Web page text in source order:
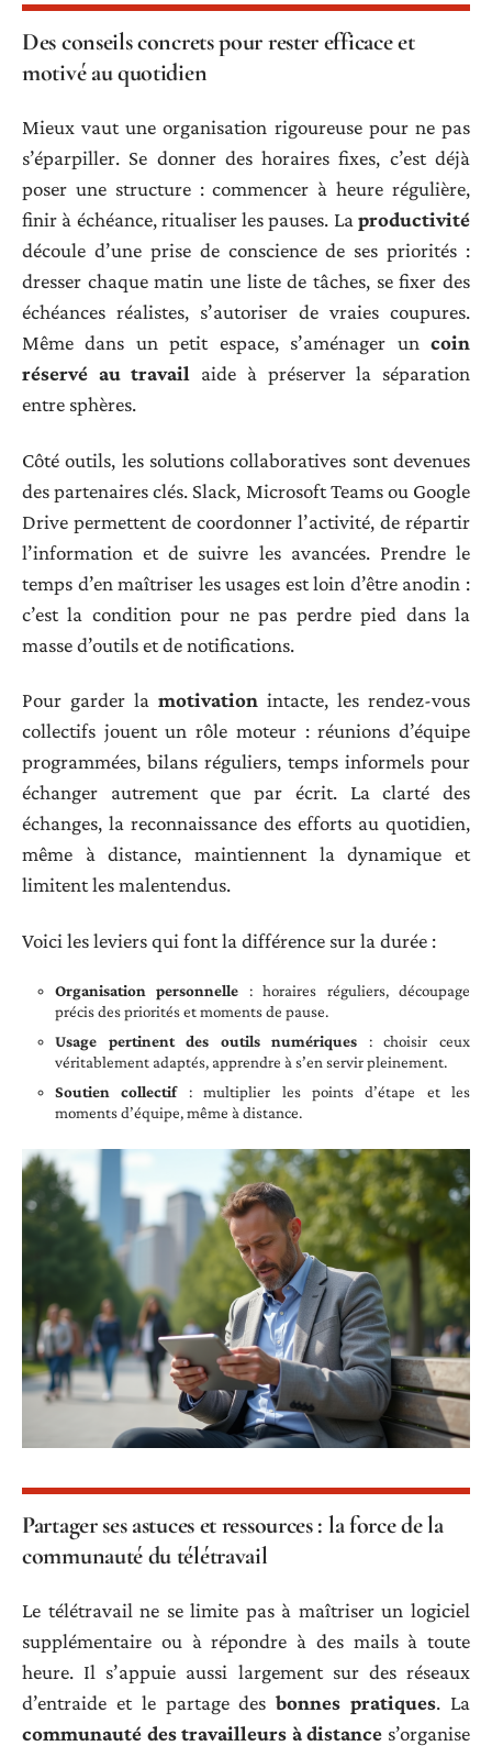
Des conseils concrets pour rester efficace et
motivé au quotidien
Mieux vaut une organisation rigoureuse pour ne pas
s’éparpiller. Se donner des horaires fixes, c’est déjà
poser une structure : commencer à heure régulière,
finir à échéance, ritualiser les pauses. Laproductivité
découle d’une prise de conscience de ses priorités :
dresser chaque matin une liste de tâches, se fixer des
échéances réalistes, s’autoriser de vraies coupures.
Même dans un petit espace, s’aménager un coin
réservé au travail aide à préserver la séparation
entre sphères.
Côté outils, les solutions collaboratives sont devenues
des partenaires clés. Slack, Microsoft Teams ou Google
Drive permettent de coordonner l’activité, de répartir
l’information et de suivre les avancées. Prendre le
temps d’en maîtriser les usages est loin d’être anodin :
c’est la condition pour ne pas perdre pied dans la
masse d’outils et de notifications.
Pour garder la motivation intacte, les rendez-vous
collectifs jouent un rôle moteur : réunions d’équipe
programmées, bilans réguliers, temps informels pour
échanger autrement que par écrit. La clarté des
échanges, la reconnaissance des efforts au quotidien,
même à distance, maintiennent la dynamique et
limitent les malentendus.
Voici les leviers qui font la différence sur la durée :
Organisation personnelle : horaires réguliers, découpage
précis des priorités et moments de pause.
Usage pertinent des outils numériques : choisir ceux
véritablement adaptés, apprendre à s’en servir pleinement.
Soutien collectif: multiplier les points d’étape et les
moments d’équipe, même à distance.
Partager ses astuces et ressources : la force de la
communauté du télétravail
Le télétravail ne se limite pas à maîtriser un logiciel
supplémentaire ou à répondre à des mails à toute
heure. Il s’appuie aussi largement sur des réseaux
d’entraide et le partage desbonnes pratiques. La
communauté des travailleurs à distance s’organise